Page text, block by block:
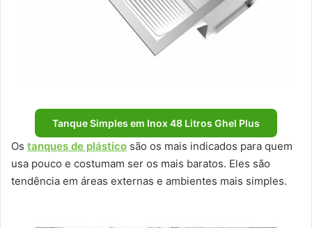
Tanque Simples em Inox 48 Litros Ghel Plus
Os tanques de plástico são os mais indicados para quem
usa pouco e costumam ser os mais baratos. Eles são
tendência em áreas externas e ambientes mais simples.